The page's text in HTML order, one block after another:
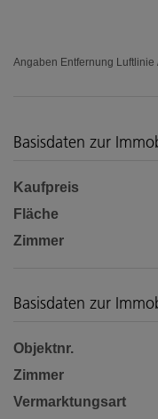
Angaben Entfernung Luftlinie
Basisdaten zur
Kaufpreis
Fläche
Zimmer
Basisdaten zur
Objektnr.
Zimmer
Vermarktungsart